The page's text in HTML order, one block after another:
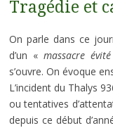
Tragédie et
On parle dans ce
d’un « massacre
s’ouvre. On évoque
L’incident du Thalys
ou tentatives
depuis ce début